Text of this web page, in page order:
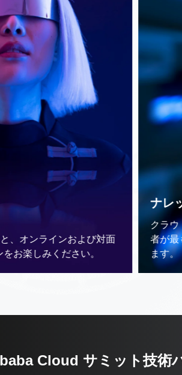
ンおよび対面
ください。
ナレッジベー
クラウド コンピ
者が最も関心を
Cloud サミット技術